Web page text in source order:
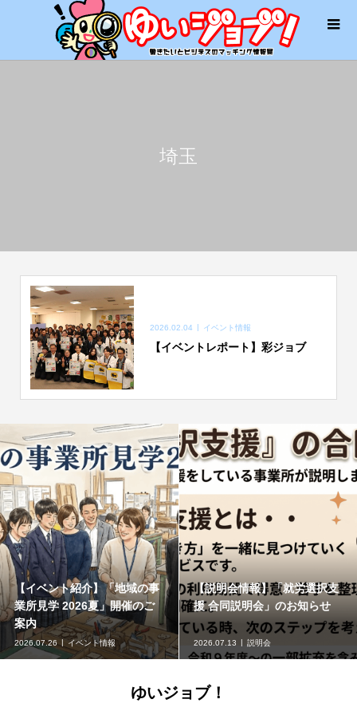
埼玉
2026.02.04 イベント情報
【イベントレポート】彩ジョブ
【イベント紹介】「地域の事
業所見学 2026夏」開催のご
案内
2026.07.26 イベント情報
【説明会情報】「就労選択支
援 合同説明会」のお知らせ
2026.07.13 説明会
ゆいジョブ！